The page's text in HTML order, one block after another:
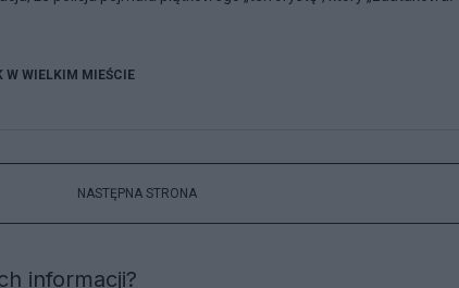
W WIELKIM MIEŚCIE
NASTĘPNA STRONA
informacji?